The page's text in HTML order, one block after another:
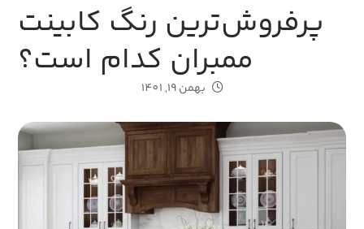
پرفروش‌ترین رنگ کابینت
ممبران کدام است؟
بهمن 19, 1401